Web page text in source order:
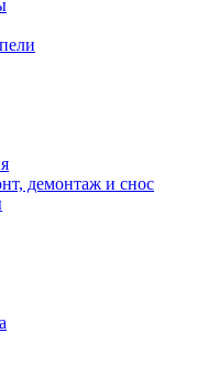
демонтаж и снос